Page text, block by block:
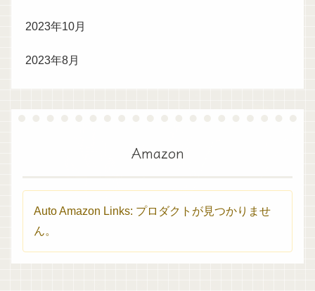
2023年10月
2023年8月
Amazon
Auto Amazon Links: プロダクトが見つかりませ
ん。